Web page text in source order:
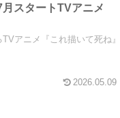
スタートTVアニメ
アニメ『これ描いて死ね』
2026.05.09